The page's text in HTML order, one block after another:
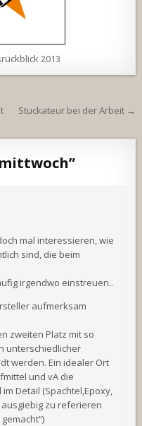
2013
Stuckateur bei der Arbeit →
”
mal interessieren, wie
sind, die beim
irgendwo einstreuen..
aufmerksam
zweiten Platz mit so
unterschiedlicher
werden. Ein idealer Ort
und vA die
Detail (Spachtel,Epoxy,
ausgiebig zu referieren